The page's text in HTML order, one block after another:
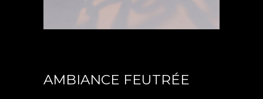
AMBIANCE FEUTRÉE